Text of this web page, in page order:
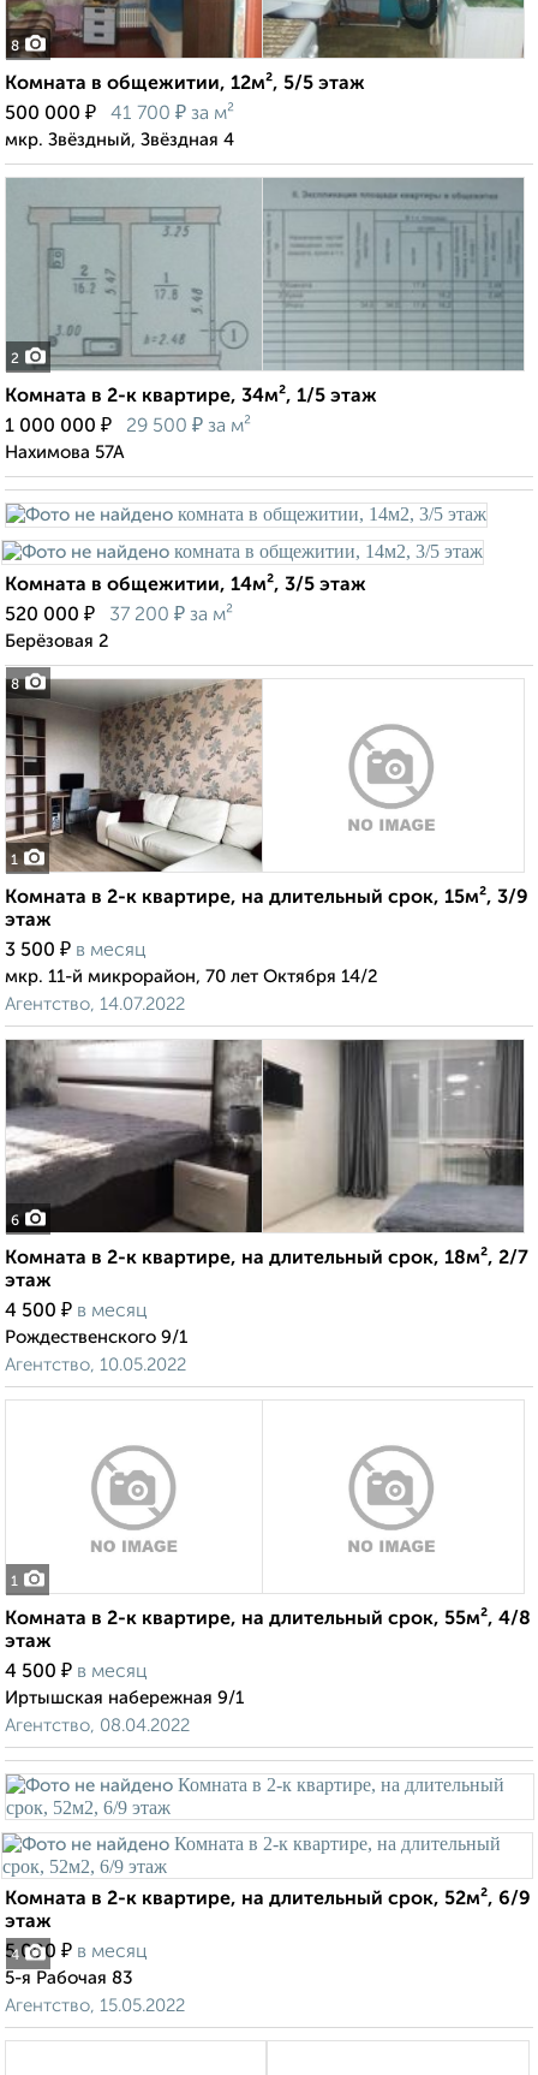
8
Комната в общежитии, 12м², 5/5 этаж
500 000 ₽ 41 700 ₽ за м²
мкр. Звёздный, Звёздная 4
2
Комната в 2-к квартире, 34м², 1/5 этаж
1 000 000 ₽ 29 500 ₽ за м²
Нахимова 57А
8
Комната в общежитии, 14м², 3/5 этаж
520 000 ₽ 37 200 ₽ за м²
Берёзовая 2
1
Комната в 2-к квартире, на длительный срок, 15м², 3/9
этаж
3 500 ₽ в месяц
мкр. 11-й микрорайон, 70 лет Октября 14/2
Агентство, 14.07.2022
6
Комната в 2-к квартире, на длительный срок, 18м², 2/7
этаж
4 500 ₽ в месяц
Рождественского 9/1
Агентство, 10.05.2022
1
Комната в 2-к квартире, на длительный срок, 55м², 4/8
этаж
4 500 ₽ в месяц
Иртышская набережная 9/1
Агентство, 08.04.2022
4
Комната в 2-к квартире, на длительный срок, 52м², 6/9
этаж
5 000 ₽ в месяц
5-я Рабочая 83
Агентство, 15.05.2022